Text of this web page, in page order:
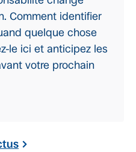
Comment identifier
quelque chose
le ici et anticipez les
votre prochain